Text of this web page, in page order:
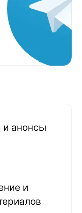
и анонсы
и